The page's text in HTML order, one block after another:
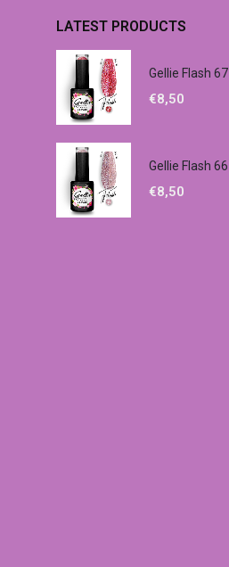
LATEST PRODUCTS
Gellie Flash 67
€8,50
Gellie Flash 66
€8,50